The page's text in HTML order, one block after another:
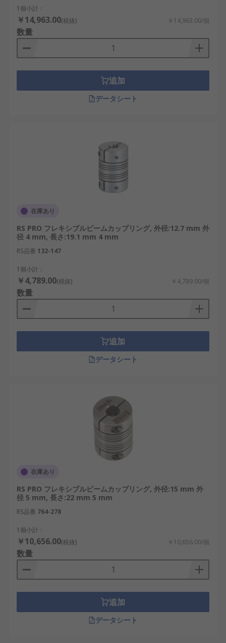
1個小計：
￥14,963.00(税抜) ￥14,963.00/個
数量
追加
データシート
在庫あり
RS PRO フレキシブルビームカップリング, 外径:12.7 mm 外
径 4 mm, 長さ:19.1 mm 4 mm
RS品番 132-147
1個小計：
￥4,789.00(税抜) ￥4,789.00/個
数量
追加
データシート
在庫あり
RS PRO フレキシブルビームカップリング, 外径:15 mm 外
径 5 mm, 長さ:22 mm 5 mm
RS品番 764-278
1個小計：
￥10,656.00(税抜) ￥10,656.00/個
数量
追加
データシート